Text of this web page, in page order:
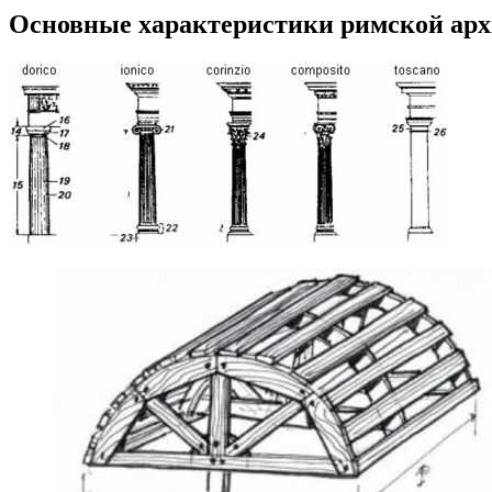
Основные характеристики римской